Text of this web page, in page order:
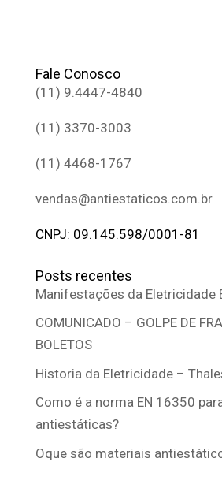
Fale Conosco
(11) 9.4447-4840
(11) 3370-3003
(11) 4468-1767
vendas@antiestaticos.com.br
CNPJ: 09.145.598/0001-81
Posts recentes
Manifestações da Eletricidade
COMUNICADO – GOLPE DE
BOLETOS
Historia da Eletricidade –
Como é a norma EN 16350
antiestáticas?
Oque são materiais